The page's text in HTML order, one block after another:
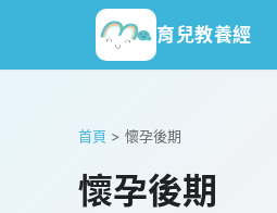
育兒教養經
首頁 > 懷孕後期
懷孕後期